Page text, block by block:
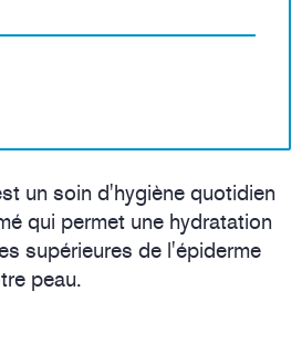
un soin d'hygiène quotidien
qui permet une hydratation
supérieures de l'épiderme
peau.